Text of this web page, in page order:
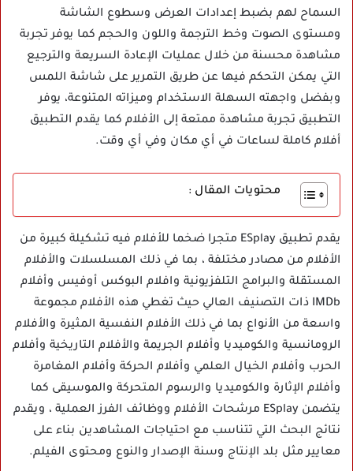
السماح لهم بضبط إعدادات العرض وسطوع الشاشة
ومستوى الصوت وخط الترجمة واللون والحجم كما يوفر تجربة
مشاهدة محسنة من خلال عمليات الإعادة السريعة والترجيع
التي يمكن التحكم فيها عن طريق التمرير على شاشة اللمس
وبفضل واجهته السهلة الاستخدام وميزاته المتنوعة، يوفر
التطبيق تجربة مشاهدة ممتعة إلى الأفلام كما يقدم التطبيق
أفلام كاملة لساعات في أي مكان وفي أي وقت.
محتويات المقال :
يقدم تطبيق ESplay متجرا ضخما للأفلام فيه تشكيلة كبيرة من
الأفلام من مصادر مختلفة ، بما في ذلك المسلسلات والأفلام
المستقلة والبرامج التلفزيونية وافلام البوكس أوفيس وأفلام
IMDb ذات التصنيف العالي حيث تغطي هذه الأفلام مجموعة
واسعة من الأنواع بما في ذلك الأفلام النفسية المثيرة والأفلام
الرومانسية والكوميديا وأفلام الجريمة والأفلام التاريخية وأفلام
الحرب وأفلام الخيال العلمي وأفلام الحركة وأفلام المغامرة
وأفلام الإثارة والكوميديا والرسوم المتحركة والموسيقى كما
يتضمن ESplay مرشحات الأفلام ووظائف الفرز العملية ، ويقدم
نتائج البحث التي تتناسب مع احتياجات المشاهدين بناء على
معايير مثل بلد الإنتاج وسنة الإصدار والنوع ومحتوى الفيلم.